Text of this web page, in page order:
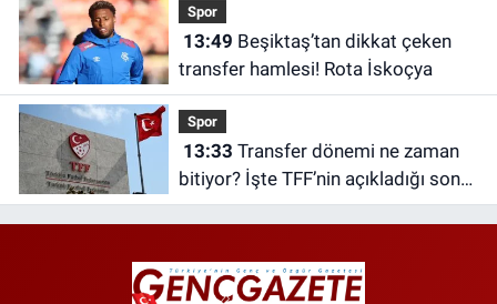
Spor
13:49
transfer hamlesi! Rota İskoçya
Spor
13:33
bitiyor? İşte TFF’nin açıkladığı son
tarih